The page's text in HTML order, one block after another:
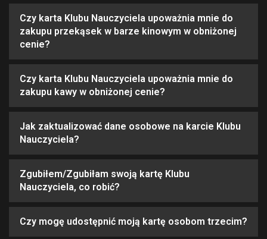
Czy karta Klubu Nauczyciela upoważnia mnie do
zakupu przekąsek w barze kinowym w obniżonej
cenie?
Czy karta Klubu Nauczyciela upoważnia mnie do
zakupu kawy w obniżonej cenie?
Jak zaktualizować dane osobowe na karcie Klubu
Nauczyciela?
Zgubiłem/Zgubiłam swoją kartę Klubu
Nauczyciela, co robić?
Czy mogę udostępnić moją kartę osobom trzecim?